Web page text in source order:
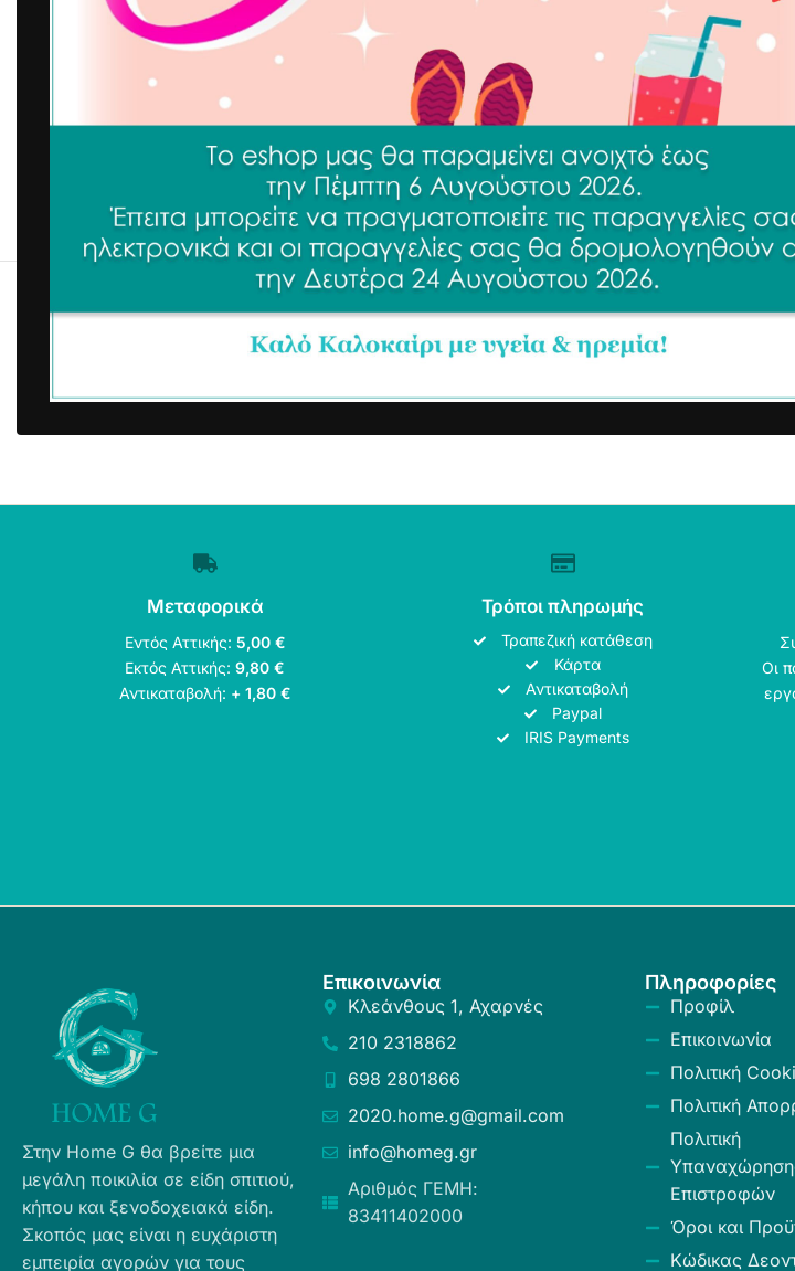
Μεταφορικά
Εντός Αττικής: 5,00 €
Εκτός Αττικής:9,80 €
Αντικαταβολή: + 1,80 €
Τρόποι πληρωμής
Τραπεζική κατάθεση
Κάρτα
Αντικαταβολή
Paypal
IRIS Payments
Οι
Στην Home G θα βρείτε μια
μεγάλη ποικιλία σε είδη σπιτιού,
κήπου και ξενοδοχειακά είδη.
Σκοπός μας είναι η ευχάριστη
εμπειρία αγορών για τους
Επικοινωνία
Κλεάνθους 1, Αχαρνές
210 2318862
698 2801866
2020.home.g@gmail.com
info@homeg.gr
Αριθμός ΓΕΜΗ:
83411402000
Πληροφορίες
Προφίλ
Επικοινωνία
Πολιτική
Πολιτική
Πολιτική
Επιστροφών
Όροι και
Κώδικας